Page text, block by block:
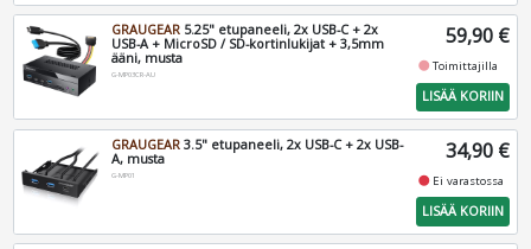
GRAUGEAR 5.25" etupaneeli, 2x USB-C + 2x
USB-A + MicroSD / SD-kortinlukijat + 3,5mm
ääni, musta
G-MP03CR-AU
59,90 €
fiber_manual_recordToimittajilla
LISÄÄ KORIIN
GRAUGEAR 3.5" etupaneeli, 2x USB-C + 2x USB-
A, musta
G-MP01
34,90 €
fiber_manual_record Ei varastossa
LISÄÄ KORIIN